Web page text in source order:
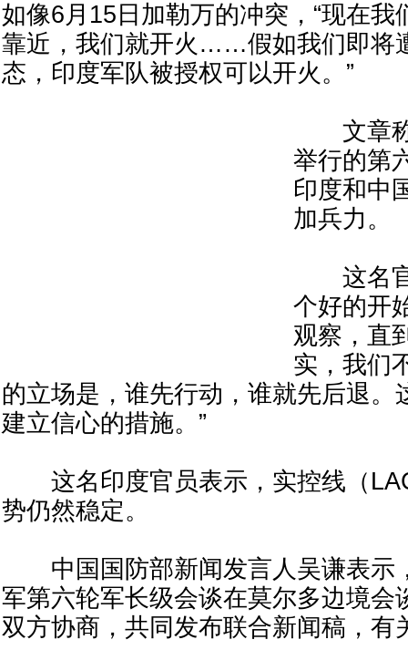
如像6月15日加勒万的冲突，“现在我
靠近，我们就开火……假如我们即将
态，印度军队被授权可以开火。”
文章称
举行的第
印度和中
加兵力。
这名官
个好的开
观察，直
实，我们
的立场是，谁先行动，谁就先后退。
建立信心的措施。”
这名印度官员表示，实控线（
势仍然稳定。
中国国防部新闻发言人吴谦表示
军第六轮军长级会谈在莫尔多边境会
双方协商，共同发布联合新闻稿，有